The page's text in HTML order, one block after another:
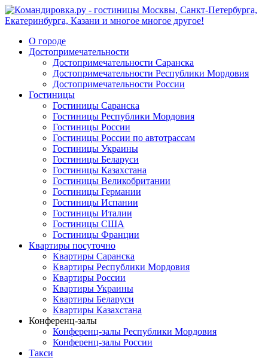
О городе
Достопримечательности
Достопримечательности Саранска
Достопримечательности Республики Мордовия
Достопримечательности России
Гостиницы
Гостиницы Саранска
Гостиницы Республики Мордовия
Гостиницы России
Гостиницы России по автотрассам
Гостиницы Украины
Гостиницы Беларуси
Гостиницы Казахстана
Гостиницы Великобритании
Гостиницы Германии
Гостиницы Испании
Гостиницы Италии
Гостиницы США
Гостиницы Франции
Квартиры посуточно
Квартиры Саранска
Квартиры Республики Мордовия
Квартиры России
Квартиры Украины
Квартиры Беларуси
Квартиры Казахстана
Конференц-залы
Конференц-залы Республики Мордовия
Конференц-залы России
Такси